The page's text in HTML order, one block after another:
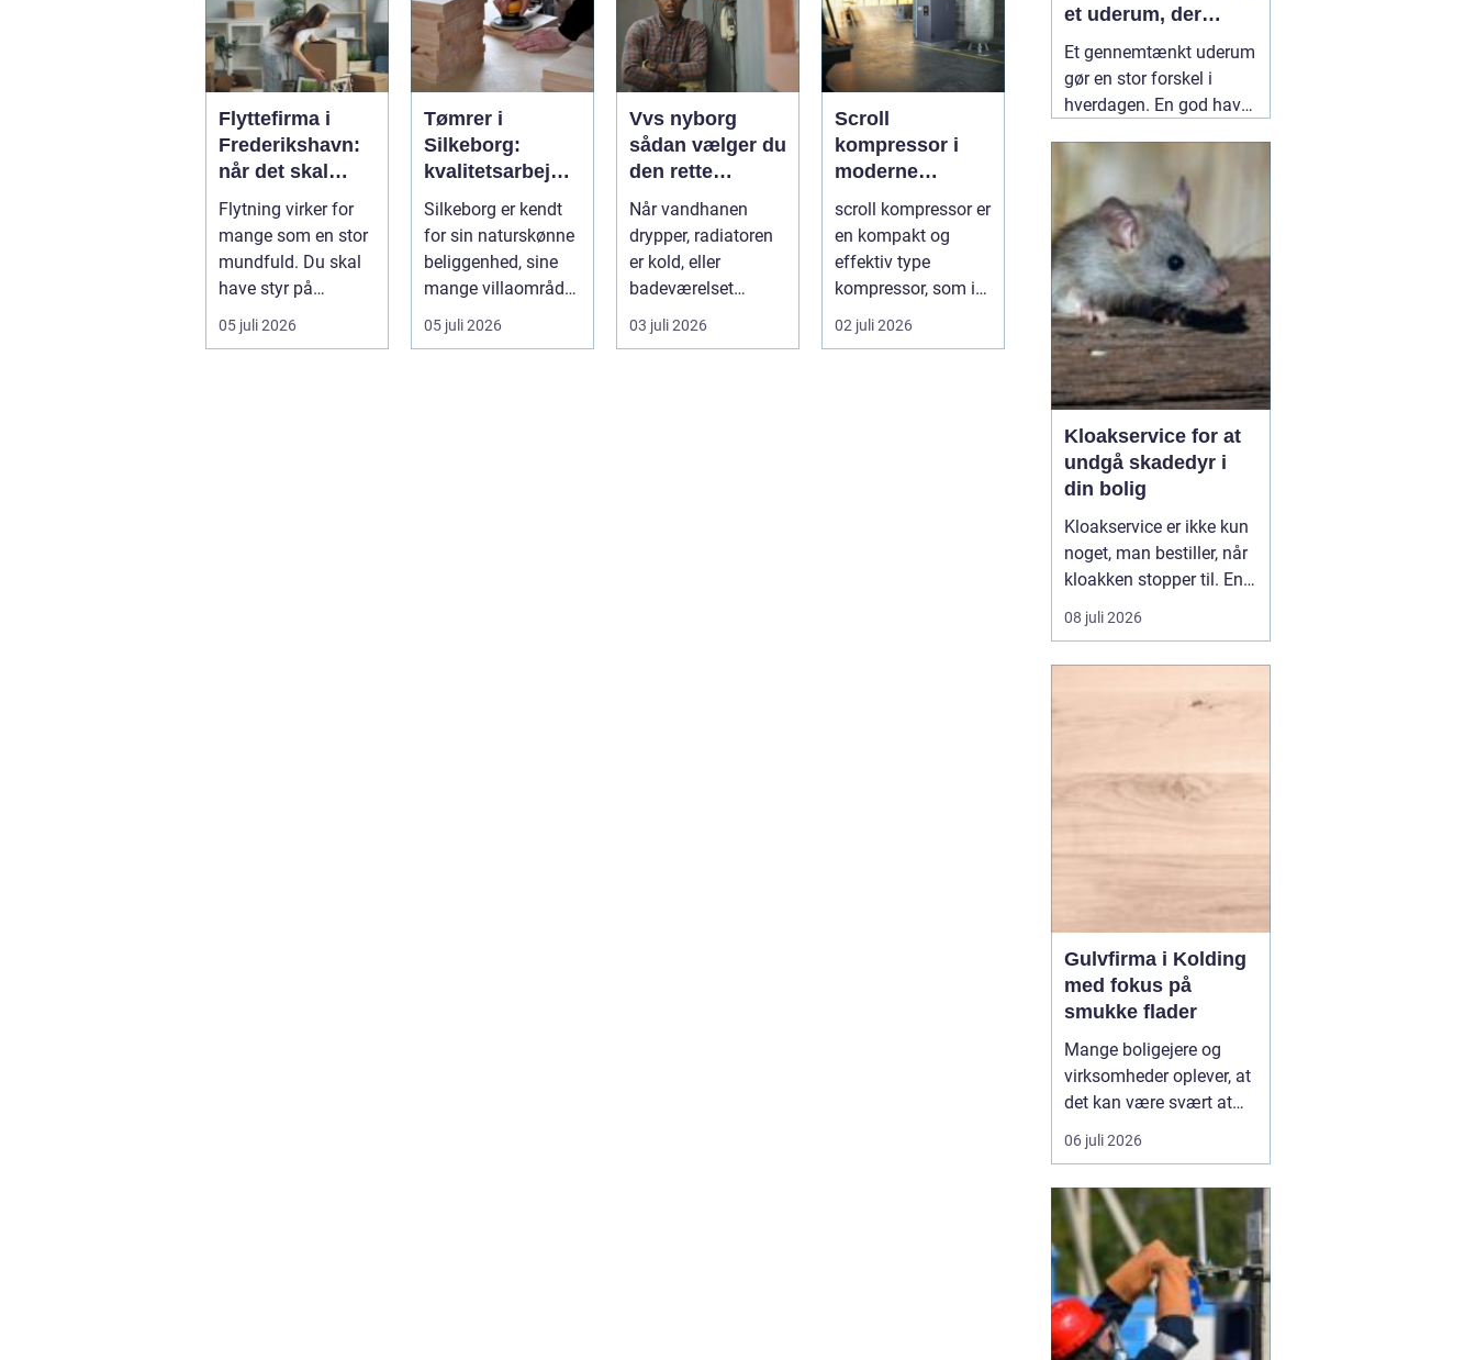
Flyttefirma i
Frederikshavn:
når det skal
være nemt at
komme videre
Flytning virker for
mange som en stor
mundfuld. Du skal
have styr på
nedpakning, tunge
l&oslas...
05 juli 2026
Tømrer i
Silkeborg:
kvalitetsarbejde
til
overkommelige
priser
Silkeborg er kendt
for sin naturskønne
beliggenhed, sine
mange villaområder
og en bland...
05 juli 2026
Vvs nyborg
sådan vælger du
den rette
fagmand til
opgaven
Når vandhanen
drypper, radiatoren
er kold, eller
badeværelset
trænger til en
gennemgribende
03 juli 2026
Scroll
kompressor i
moderne
trykluftløsninger
scroll kompressor er
en kompakt og
effektiv type
kompressor, som i
stadigt større grad
vælges til an...
02 juli 2026
et uderum, der
holder i mange år
Et gennemtænkt uderum
gør en stor forskel i
hverdagen. En god have
fællesareal giver ro i
hovedet, plads til
fællesskab og bedre
rammer for både
mennesker og natur.
Mange i og omkring
Odense vælger derfor en
professionel10 juli 2026
Kloakservice for at
undgå skadedyr i
din bolig
Kloakservice er ikke kun
noget, man bestiller, når
kloakken stopper til. En
systematisk
gennemgang af
ikke udvikler sig til større
08 juli 2026
Gulvfirma i Kolding
med fokus på
smukke flader
Mange boligejere og
virksomheder oplever, at
det kan være svært at
overskue de mange
gulvtyper, priser og
ikke kun om udseende,
men også om rengøring,
slidstyrke, akustik og
økonomi. De...
06 juli 2026